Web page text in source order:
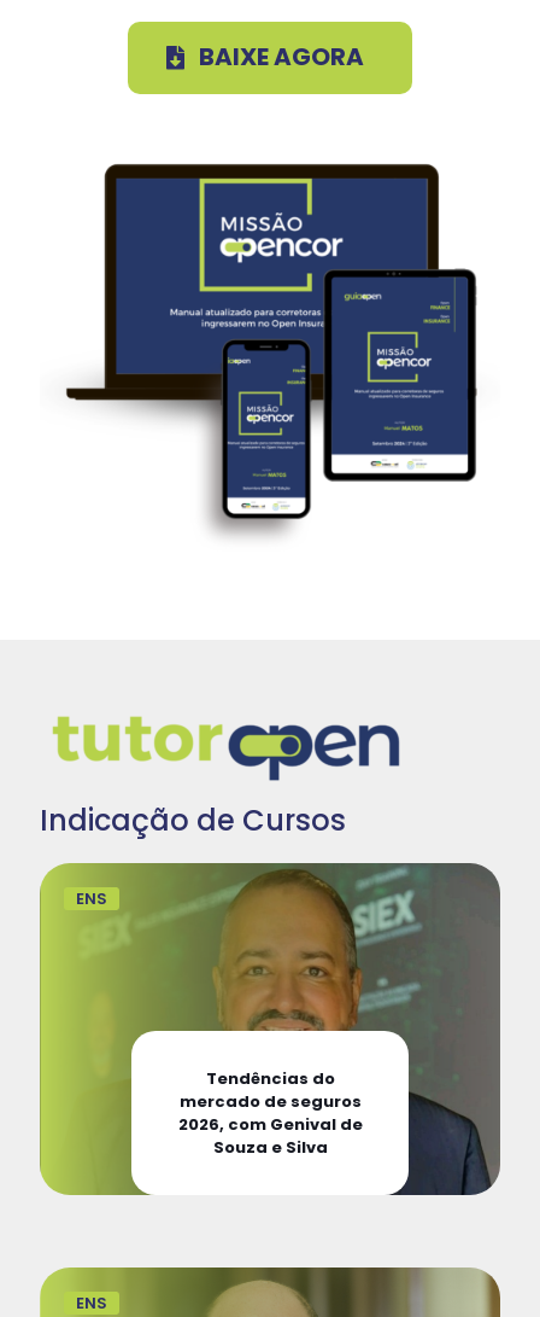
BAIXE AGORA
Indicação de Cursos
ENS
Tendências do
mercado de seguros
2026, com Genival de
Souza e Silva
ENS